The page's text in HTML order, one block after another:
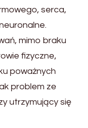
serca,
mimo braku
fizyczne,
poważnych
problem ze
utrzymujący się